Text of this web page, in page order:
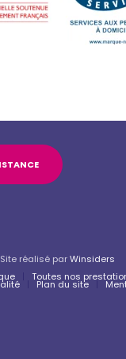
réalisé parWinsiders
Toutes nos
Plan du site